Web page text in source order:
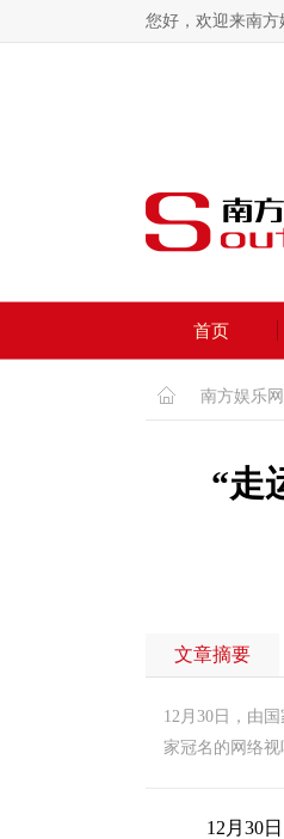
您好，欢迎来南方
首页
南方娱乐网
“走
文章摘要
12月30日，由
家冠名的网络视
12月30日，